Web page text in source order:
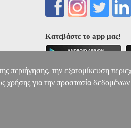
Κατεβάστε το app μας!
περιήγησης, την εξατομίκευση
χρήσης για την προστασία